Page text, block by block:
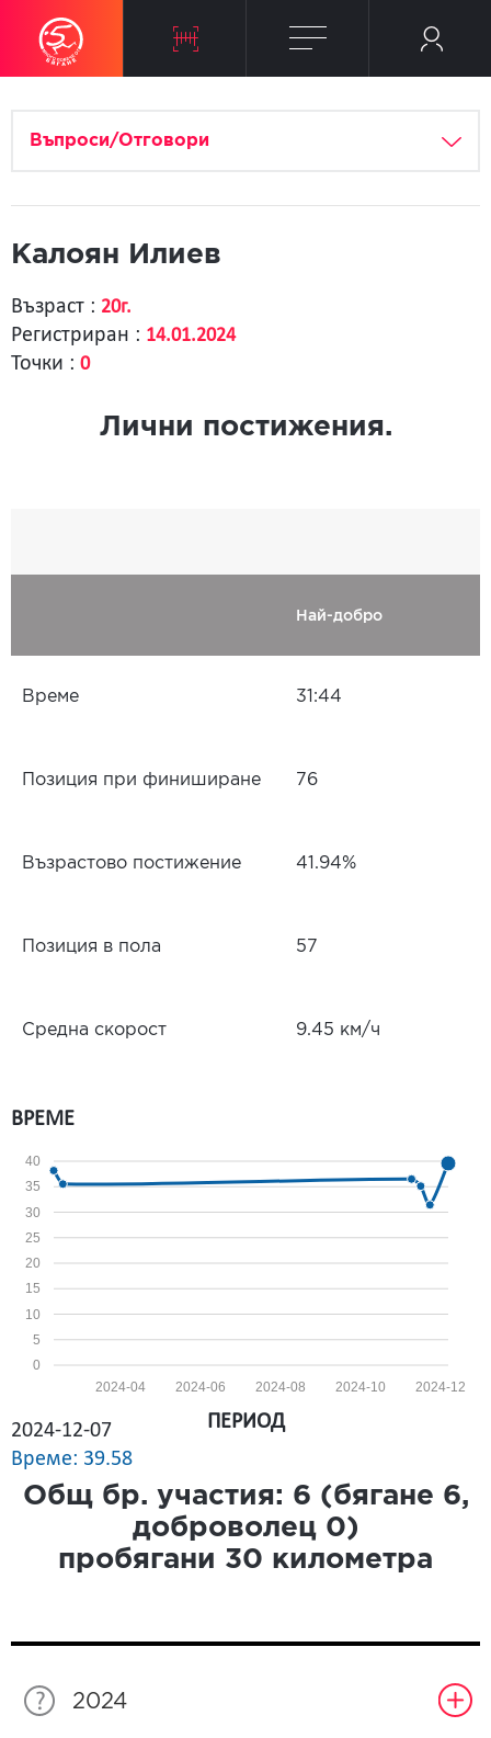
Въпроси/Отговори
Калоян Илиев
Възраст : 20г.
Регистриран : 14.01.2024
Точки : 0
Лични постижения.
Най-добро
Време 31:44
Позиция при финиширане 76
Възрастово постижение 41.94%
Позиция в пола 57
Средна скорост 9.45 км/ч
ВРЕМЕ
0
5
10
15
20
25
30
35
40
2024-12
2024-10
2024-08
2024-06
2024-04
2024-12-07
Време: 39.58
ПЕРИОД
Общ бр. участия: 6 (бягане 6,
доброволец 0)
пробягани 30 километра
2024